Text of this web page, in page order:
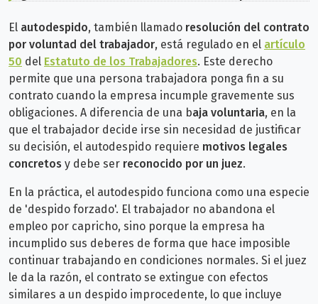
El autodespido, también llamado resolución del contrato
por voluntad del trabajador, está regulado en el artículo
50 del Estatuto de los Trabajadores. Este derecho
permite que una persona trabajadora ponga fin a su
contrato cuando la empresa incumple gravemente sus
obligaciones. A diferencia de una baja voluntaria, en la
que el trabajador decide irse sin necesidad de justificar
su decisión, el autodespido requiere motivos legales
concretos y debe ser reconocido por un juez.
En la práctica, el autodespido funciona como una especie
de 'despido forzado'. El trabajador no abandona el
empleo por capricho, sino porque la empresa ha
incumplido sus deberes de forma que hace imposible
continuar trabajando en condiciones normales. Si el juez
le da la razón, el contrato se extingue con efectos
similares a un despido improcedente, lo que incluye